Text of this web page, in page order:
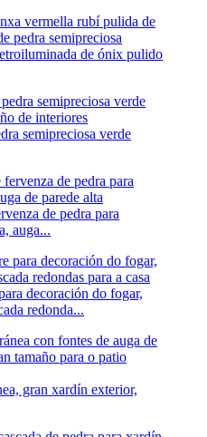
de ónix pulido
semipreciosa verde
de pedra para
auga...
decoración do fogar,
redonda...
gran xardín exterior,